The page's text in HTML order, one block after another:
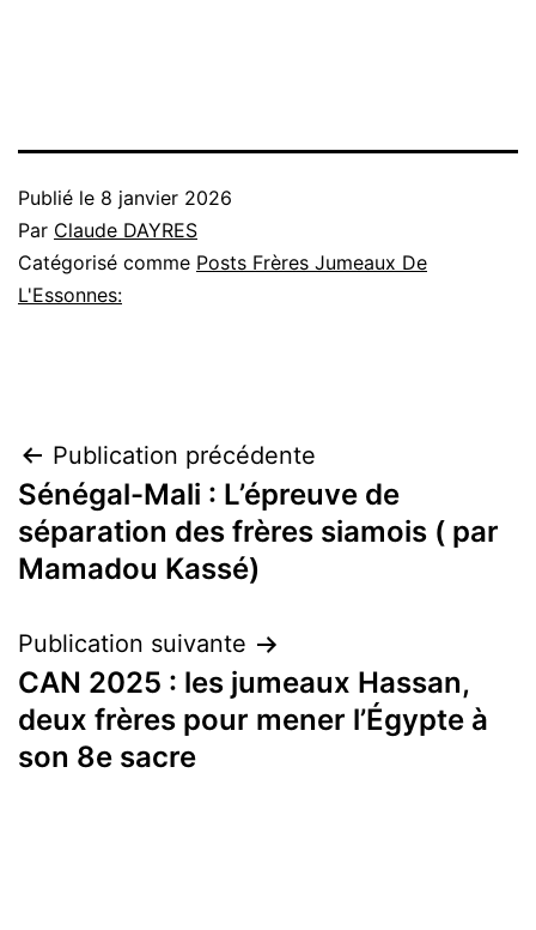
Publié le 8 janvier 2026
Par Claude DAYRES
Catégorisé comme Posts Frères Jumeaux De
L'Essonnes:
Navigation
de
l’article
Publication précédente
Sénégal-Mali : L’épreuve de
séparation des frères siamois ( par
Mamadou Kassé)
Publication suivante
CAN 2025 : les jumeaux Hassan,
deux frères pour mener l’Égypte à
son 8e sacre